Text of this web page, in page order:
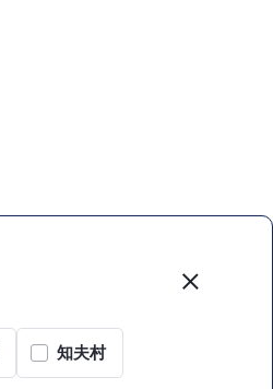
知夫村